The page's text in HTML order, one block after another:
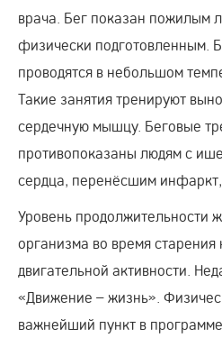
врача. Бег показан пожилым
физически подготовленным.
проводятся в небольшом
Такие занятия тренируют
сердечную мышцу. Беговые
противопоказаны людям с
сердца, перенёсшим инфаркт,
Уровень продолжительности
организма во время старения
двигательной активности.
«Движение – жизнь».
важнейший пункт в